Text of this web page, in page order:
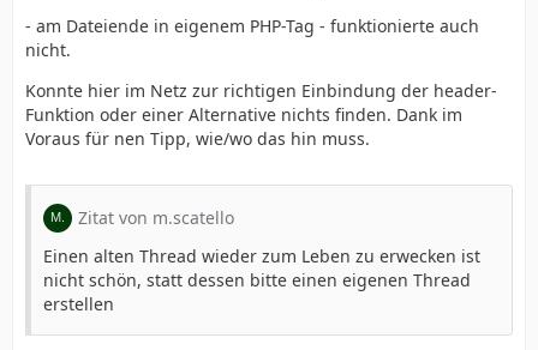
- am Dateiende in eigenem PHP-Tag - funktionierte auch
nicht.
Konnte hier im Netz zur richtigen Einbindung der header-
Funktion oder einer Alternative nichts finden. Dank im
Voraus für nen Tipp, wie/wo das hin muss.
Zitat von m.scatello
Einen alten Thread wieder zum Leben zu erwecken ist
nicht schön, statt dessen bitte einen eigenen Thread
erstellen